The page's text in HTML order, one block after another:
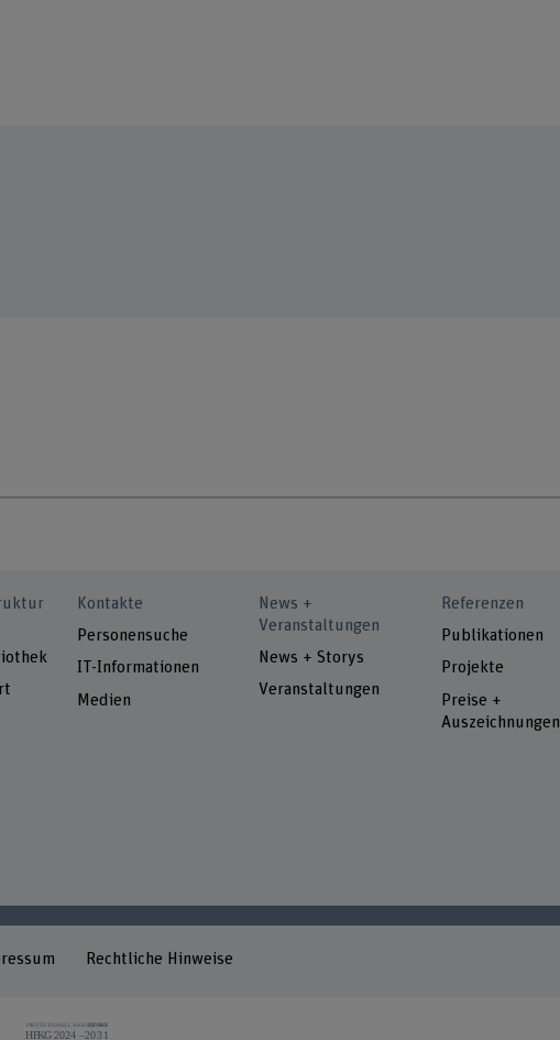
Kontakte
Personensuche
IT-Informationen
Medien
News +
Veranstaltungen
News + Storys
Veranstaltungen
Referenzen
Publikationen
Projekte
Preise +
Auszeichnungen
Rechtliche Hinweise